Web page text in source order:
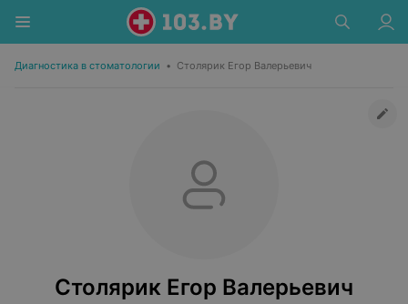
Диагностика в стоматологии • Столярик Егор Валерьевич
Столярик Егор Валерьевич